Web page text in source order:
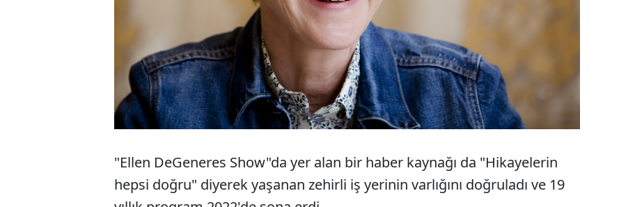
"Ellen DeGeneres Show"da yer alan bir haber kaynağı da "Hikayelerin
hepsi doğru" diyerek yaşanan zehirli iş yerinin varlığını doğruladı ve 19